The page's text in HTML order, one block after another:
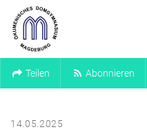
Teilen Abonnieren
14.05.2025